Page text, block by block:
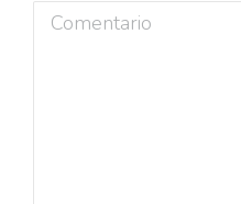
Comentario